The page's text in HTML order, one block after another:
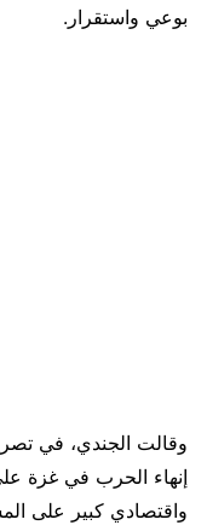
بوعي واستقرار.
وقالت الجندي، في
إنهاء الحرب في غزة
واقتصادي كبير على